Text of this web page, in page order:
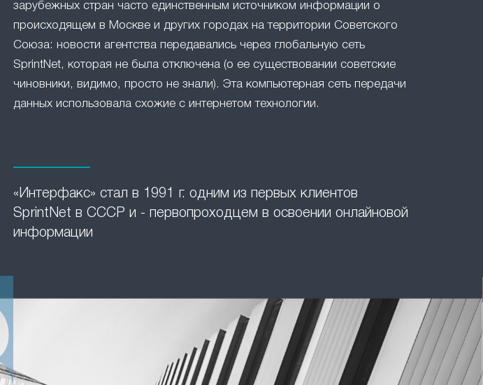
зарубежных стран часто единственным источником информации о
происходящем в Москве и других городах на территории Советского
Союза: новости агентства передавались через глобальную сеть
SprintNet, которая не была отключена (о ее существовании советские
чиновники, видимо, просто не знали). Эта компьютерная сеть передачи
данных использовала схожие с интернетом технологии.
«Интерфакс» стал в 1991 г. одним из первых клиентов
SprintNet в СССР и - первопроходцем в освоении онлайновой
информации